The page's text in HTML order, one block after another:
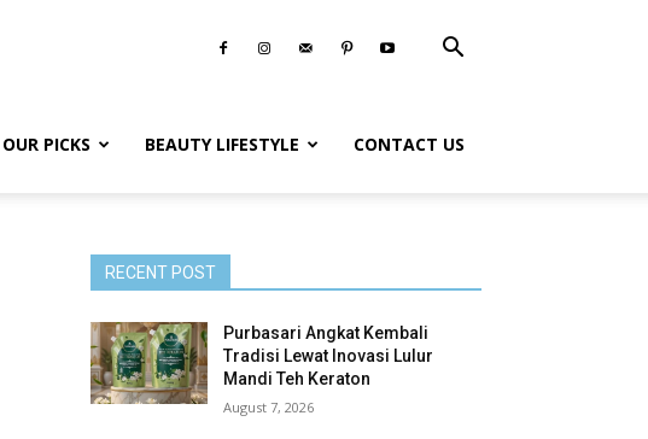
OUR PICKS BEAUTY LIFESTYLE CONTACT US
RECENT POST
Purbasari Angkat Kembali
Tradisi Lewat Inovasi Lulur
Mandi Teh Keraton
August 7, 2026